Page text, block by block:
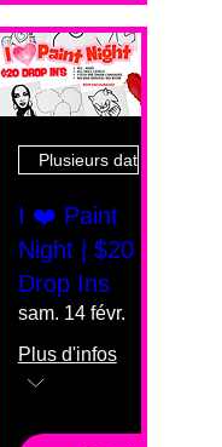
Plusieurs dates
I ❤️ Paint
Night | $20
Drop Ins
sam. 14 févr.
Plus d'infos